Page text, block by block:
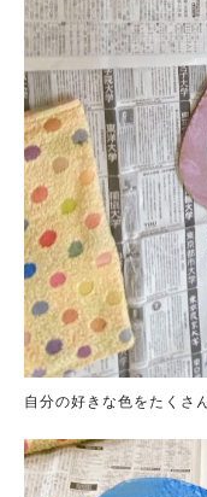
自分の好きな色をたくさ